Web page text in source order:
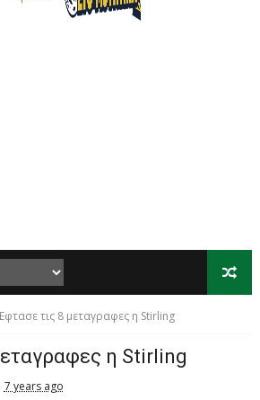
τις 8 μεταγραφες η Stirling
η Stirling
7 years ago